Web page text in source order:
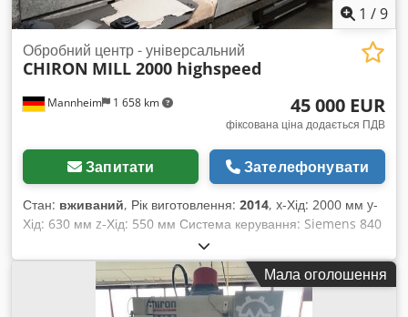
1 /9
Mannheim 1 658 km
Обробний центр - універсальний
CHIRON MILL 2000 highspeed
45 000 EUR
фіксована ціна додається ПДВ
Запитати Зателефонувати
Стан: вживаний, Рік виготовлення: 2014, x-Хід: 2000 мм y-
Хід: 630 мм z-Хід: 550 мм Система керування: Siemens 840
D Загальна потужність: 7,5 – 22,5 кВт Cedjyan Rcepfx
Ahbeha Вага верстата: прибл. 10,5 т Максимальне
навантаження на стіл: 1 000 кг на 1 м довжини столу Робочі
хода: Вісь X: 2000 мм Вісь Y: 630 мм Вісь Z: 550 мм
Мала оголошення